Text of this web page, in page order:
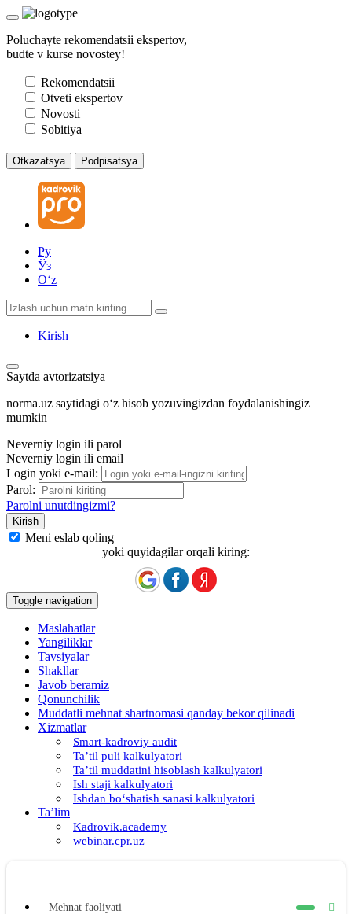
Poluchayte rekomendatsii ekspertov,
budte v kurse novostey!
Rekomendatsii
Otveti ekspertov
Novosti
Sobitiya
Otkazatsya Podpisatsya
Ру
Ўз
Oʻz
Kirish
Saytda avtorizatsiya
norma.uz saytidagi oʻz hisob yozuvingizdan foydalanishingiz
mumkin
Neverniy login ili parol
Neverniy login ili email
Login yoki e-mail:
Parol:
Parolni unutdingizmi?
Meni eslab qoling
yoki quyidagilar orqali kiring:
Toggle navigation
Maslahatlar
Yangiliklar
Tavsiyalar
Shakllar
Javob beramiz
Qonunchilik
Muddatli mehnat shartnomasi qanday bekor qilinadi
Xizmatlar
Smart-kadroviy audit
Ta’til puli kalkulyatori
Ta’til muddatini hisoblash kalkulyatori
Ish staji kalkulyatori
Ishdan boʻshatish sanasi kalkulyatori
Ta’lim
Kadrovik.academy
webinar.cpr.uz
Mehnat faoliyati